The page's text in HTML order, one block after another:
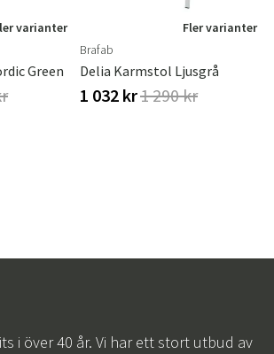
varianter
Green
Fler varianter
Brafab
Delia Karmstol Ljusgrå
1 032 kr1 290 kr
i över 40 år. Vi har ett stort utbud av